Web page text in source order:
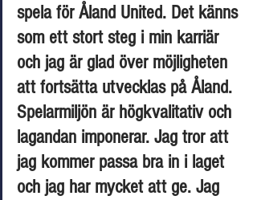
spela för Åland United. Det känns
som ett stort steg i min karriär
och jag är glad över möjligheten
att fortsätta utvecklas på Åland.
Spelarmiljön är högkvalitativ och
lagandan imponerar. Jag tror att
jag kommer passa bra in i laget
och jag har mycket att ge. Jag